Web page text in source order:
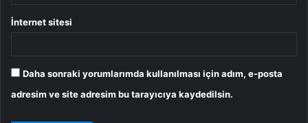
İnternet sitesi
Daha sonraki yorumlarımda kullanılması için adım, e-posta
adresim ve site adresim bu tarayıcıya kaydedilsin.